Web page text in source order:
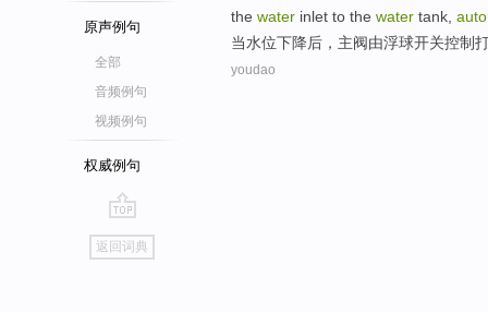
原声例句
全部
音频例句
视频例句
权威例句
go
top
返回词典
the water inlet to the water tank
当水位下降后 ， 主阀由浮球开关控制
youdao